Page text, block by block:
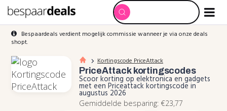
Bespaardeals verdient mogelijk commissie wanneer je via onze deals
shopt.
Kortingscode PriceAttack
PriceAttack kortingscodes
Scoor korting op elektronica en gadgets
met een Priceattack kortingscode in
augustus 2026
Gemiddelde besparing: €23,77